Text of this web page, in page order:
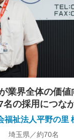
業界全体の価値
名の採用につな
福祉法人平野の里
埼玉県／約70名